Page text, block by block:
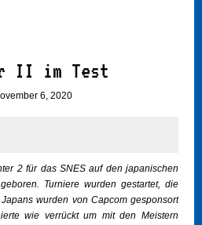
II im Test
6, 2020
2 für das SNES auf den japanischen
Turniere wurden gestartet, die
wurden von Capcom gesponsort
wie verrückt um mit den Meistern